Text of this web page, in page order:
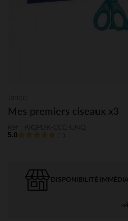
Mes premiers ciseaux x3
5.0
DISPONIBILITÉ